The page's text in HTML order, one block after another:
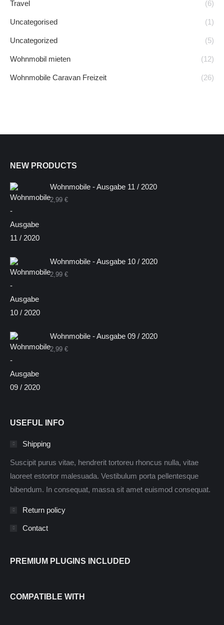
Travel (6)
Uncategorised (1)
Uncategorized (5)
Wohnmobil mieten (12)
Wohnmobile Caravan Freizeit (26)
NEW PRODUCTS
Wohnmobile - Ausgabe 11 / 2020
2,99 €
Wohnmobile - Ausgabe 10 / 2020
2,99 €
Wohnmobile - Ausgabe 09 / 2020
2,99 €
USEFUL INFO
Shipping
Suscipit purus vitae, hendrerit tortoreu rhoncus nulla, vitae
laoreet estortor malesuada. Vestibulum porta pellentesque
bibendum. In consequat, massa sit amet euismod consequat.
Return policy
Contact
PREMIUM PLUGINS INCLUDED
COMPATIBLE WITH